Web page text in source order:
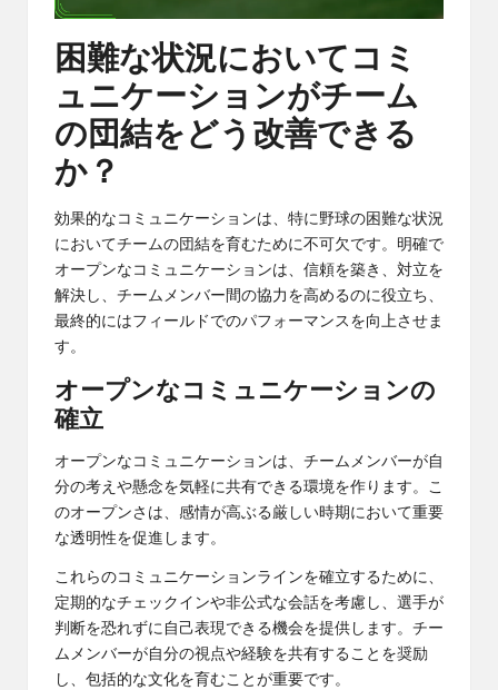
困難な状況においてコミ
ュニケーションがチーム
の団結をどう改善できる
か？
効果的なコミュニケーションは、特に野球の困難な状況
においてチームの団結を育むために不可欠です。明確で
オープンなコミュニケーションは、信頼を築き、対立を
解決し、チームメンバー間の協力を高めるのに役立ち、
最終的にはフィールドでのパフォーマンスを向上させま
す。
オープンなコミュニケーションの
確立
オープンなコミュニケーションは、チームメンバーが自
分の考えや懸念を気軽に共有できる環境を作ります。こ
のオープンさは、感情が高ぶる厳しい時期において重要
な透明性を促進します。
これらのコミュニケーションラインを確立するために、
定期的なチェックインや非公式な会話を考慮し、選手が
判断を恐れずに自己表現できる機会を提供します。チー
ムメンバーが自分の視点や経験を共有することを奨励
し、包括的な文化を育むことが重要です。